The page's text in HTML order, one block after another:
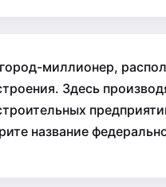
миллионер,
Здесь
название